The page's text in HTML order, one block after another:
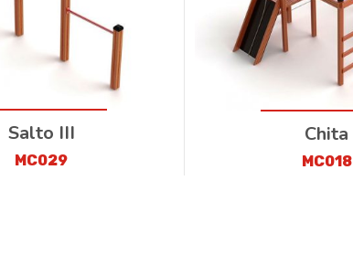
Salto III
MC029
Chita
MC018